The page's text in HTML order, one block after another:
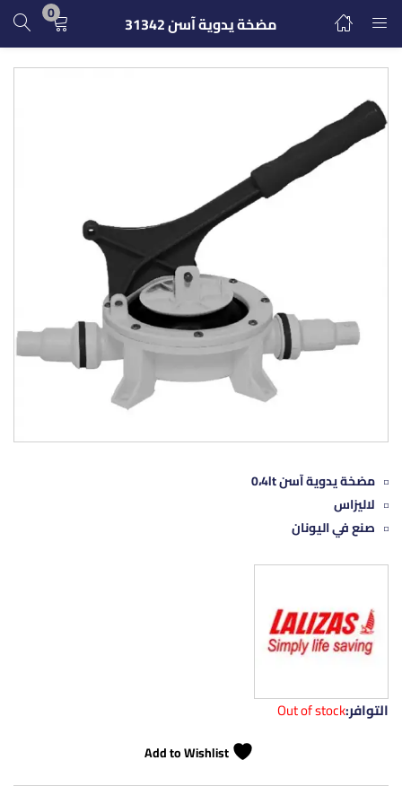
مضخة يدوية آسن 31342 0
تسجيل الدخول التسجيل
ادخل اسم المستخدم وكلمة المرور للدخول.
تسجيل الدخول
كلمة مرور مفقودة؟
مضخة يدوية آسن 0،4lt
لاليزاس
صنع في اليونان
التوافر:Out of stock
Add to Wishlist